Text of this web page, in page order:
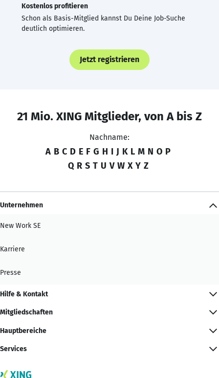
Kostenlos profitieren
Schon als Basis-Mitglied kannst Du Deine Job-Suche
deutlich optimieren.
Jetzt registrieren
21 Mio. XING Mitglieder, von A bis Z
Nachname:
A B C D E F G H I J K L M N O P
Q R S T U V W X Y Z
Unternehmen
New Work SE
Karriere
Presse
Hilfe & Kontakt
Mitgliedschaften
Hauptbereiche
Services